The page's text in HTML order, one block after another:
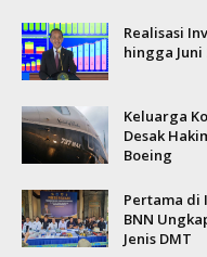
Realisasi
hingga Juni
Keluarga
Desak
Boeing
Pertama di
BNN
Jenis DMT